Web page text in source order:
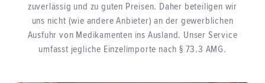
zuverlässig und zu guten Preisen. Daher beteiligen wir
uns nicht (wie andere Anbieter) an der gewerblichen
Ausfuhr von Medikamenten ins Ausland. Unser Service
umfasst jegliche Einzelimporte nach § 73.3 AMG.